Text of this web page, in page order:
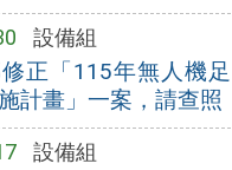
設備組
正「115年無人機足
計畫」一案，請查照
設備組